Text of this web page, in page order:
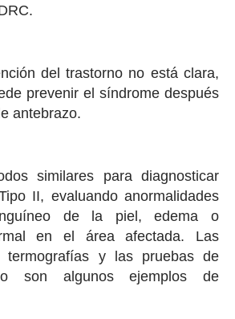
del trastorno no está clara,
prevenir el síndrome después
antebrazo.
similares para diagnosticar
II, evaluando anormalidades
de la piel, edema o
en el área afectada. Las
termografías y las pruebas de
son algunos ejemplos de